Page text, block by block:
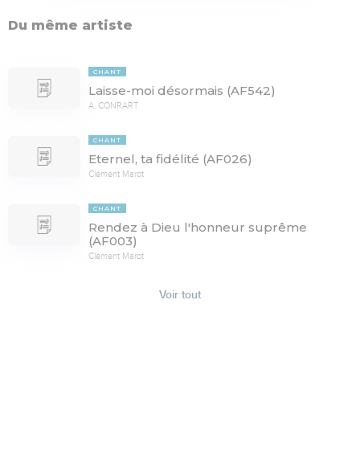
Du même artiste
CHANT
Laisse-moi désormais (AF542)
A. CONRART
CHANT
Eternel, ta fidélité (AF026)
Clément Marot
CHANT
Rendez à Dieu l'honneur suprême
(AF003)
Clément Marot
Voir tout